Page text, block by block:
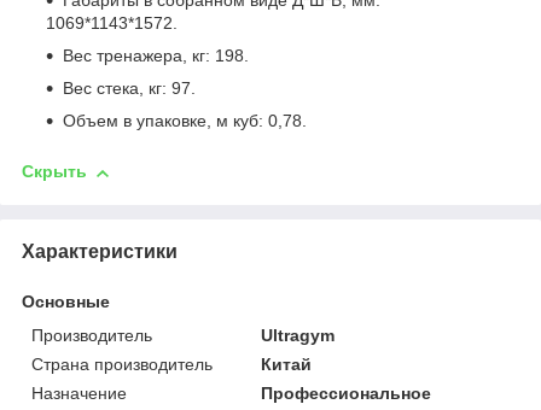
1069*1143*1572.
Вес тренажера, кг: 198.
Вес стека, кг: 97.
Объем в упаковке, м куб: 0,78.
Скрыть
Характеристики
Основные
Производитель
Ultragym
Страна производитель
Китай
Назначение
Профессиональное